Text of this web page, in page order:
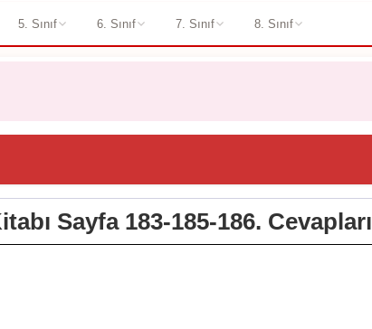
5. Sınıf 6. Sınıf 7. Sınıf 8. Sınıf
Sayfa 183-185-186. Cevapları